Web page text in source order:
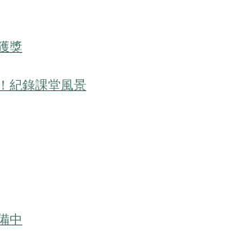
獎
紀錄課堂風景
中